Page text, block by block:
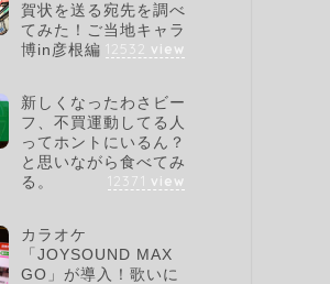
賀状を送る宛先を調べ
てみた！ご当地キャラ
博in彦根編 12532 view
新しくなったわさビー
フ、不買運動してる人
ってホントにいるん？
と思いながら食べてみ
る。
12371 view
カラオケ
「JOYSOUND MAX
GO」が導入！歌いに